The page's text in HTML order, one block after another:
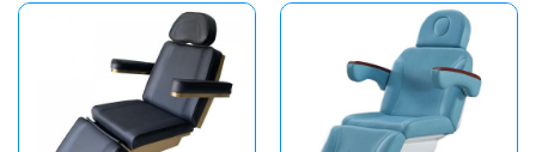
Cosmetico Lettino per
ciglia Lettino da
massaggio con
aromaterapia e Bluetooth
Trattamento viso
Cosmetico Tavolo per
ciglia Mobili per saloni
Lettino di bellezza